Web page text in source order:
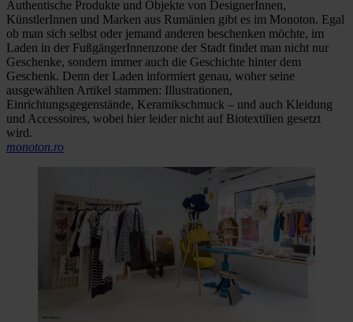
Authentische Produkte und Objekte von DesignerInnen,
KünstlerInnen und Marken aus Rumänien gibt es im Monoton. Egal
ob man sich selbst oder jemand anderen beschenken möchte, im
Laden in der FußgängerInnenzone der Stadt findet man nicht nur
Geschenke, sondern immer auch die Geschichte hinter dem
Geschenk. Denn der Laden informiert genau, woher seine
ausgewählten Artikel stammen: Illustrationen,
Einrichtungsgegenstände, Keramikschmuck – und auch Kleidung
und Accessoires, wobei hier leider nicht auf Biotextilien gesetzt
wird.
monoton.ro